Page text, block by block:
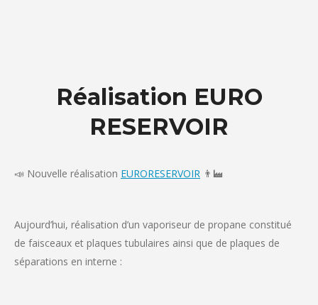
Réalisation EURO
RESERVOIR
📣 Nouvelle réalisation EURORESERVOIR 👨‍🏭
Aujourd’hui, réalisation d’un vaporiseur de propane constitué
de faisceaux et plaques tubulaires ainsi que de plaques de
séparations en interne :